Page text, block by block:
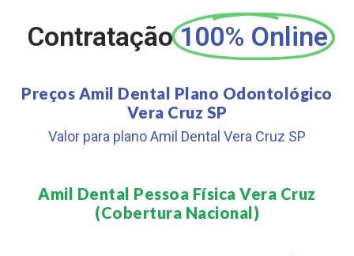
Contratação 100% Online
Preços Amil Dental Plano Odontológico
Vera Cruz SP
Valor para plano Amil Dental Vera Cruz SP
Amil Dental Pessoa Física Vera Cruz
(Cobertura Nacional)​